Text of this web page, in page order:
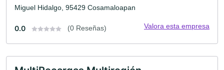
Miguel Hidalgo, 95429 Cosamaloapan
0.0 (0 Reseñas) Valora esta empresa